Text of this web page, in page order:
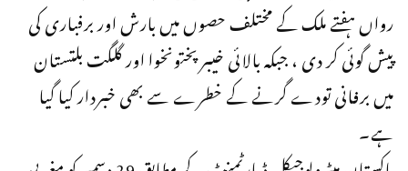
رواں ہفتے ملک کے مختلف حصوں میں بارش اور برفباری کی
پیش گوئی کر دی ، جبکہ بالائی خیبرپختونخوا اور گلگت بلتستان
میں برفانی تودے گرنے کے خطرے سے بھی خبردار کیا گیا
ہے۔